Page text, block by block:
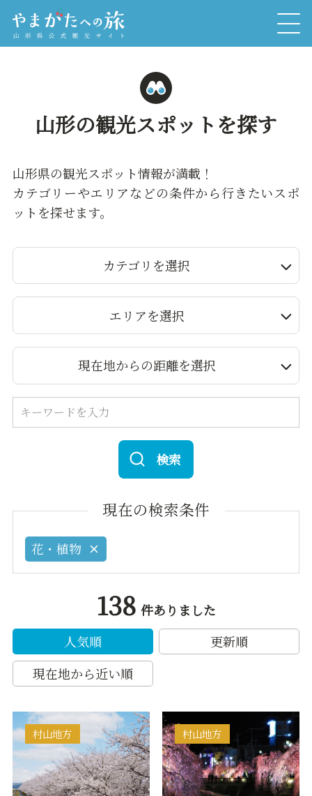
山形の観光スポットを探す
山形県の観光スポット情報が満載！
カテゴリーやエリアなどの条件から行きたいスポ
ットを探せます。
カテゴリを選択
エリアを選択
現在地からの距離を選択
検索
現在の検索条件
花・植物
138 件ありました
人気順
更新順
現在地から近い順
村山地方 村山地方